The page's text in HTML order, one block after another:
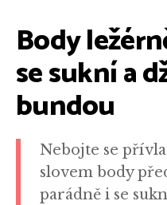
Body
se sukní a
bundou
Nebojte se
slovem body
parádně i se